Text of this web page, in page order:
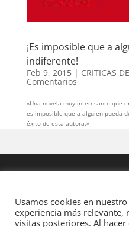
¡Es imposible que a
indiferente!
Feb 9, 2015| CRITICAS
Comentarios
«Una novela muy interesante que
es imposible que a alguien pueda
éxito de esta autora.»
Usamos cookies en
experiencia más relevante,
visitas posteriores. Al hacer